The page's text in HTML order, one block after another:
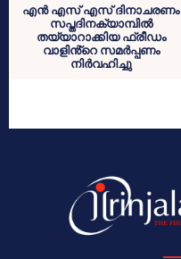
എൻ എസ് എസ് ദിനാചരണം
സപ്തദിനക്യാമ്പിൽ
തയ്യാറാക്കിയ ഫ്രീഡം
വാളിൻ്റെ സമർപ്പണം
നിർവഹിച്ചു